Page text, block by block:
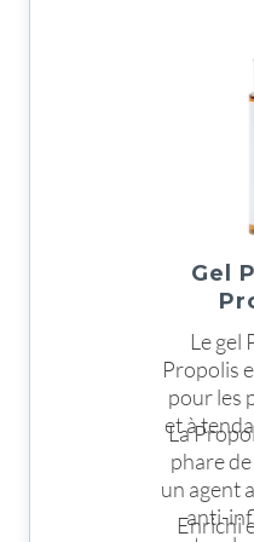
Gel
Le gel
Propolis
pour les
et à
La
phare
un agent
anti-
Enrichi